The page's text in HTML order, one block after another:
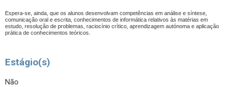
Espera-se, ainda, que os alunos desenvolvam competências em análise e síntese,
comunicação oral e escrita, conhecimentos de informática relativos às matérias em
estudo, resolução de problemas, raciocínio crítico, aprendizagem autónoma e aplicação
prática de conhecimentos teóricos.
Estágio(s)
Não